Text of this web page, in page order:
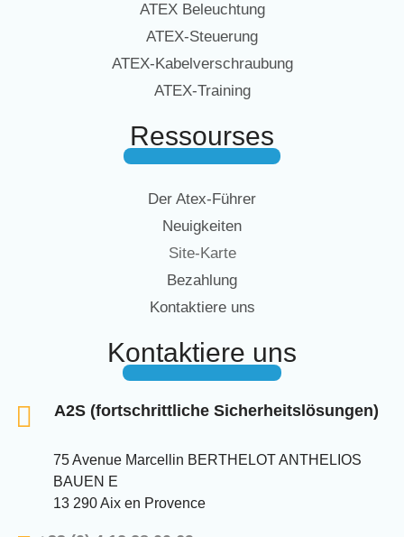
ATEX Beleuchtung
ATEX-Steuerung
ATEX-Kabelverschraubung
ATEX-Training
Ressourses
Der Atex-Führer
Neuigkeiten
Site-Karte
Bezahlung
Kontaktiere uns
Kontaktiere uns
A2S (fortschrittliche Sicherheitslösungen)
75 Avenue Marcellin BERTHELOT ANTHELIOS
BAUEN E
13 290 Aix en Provence